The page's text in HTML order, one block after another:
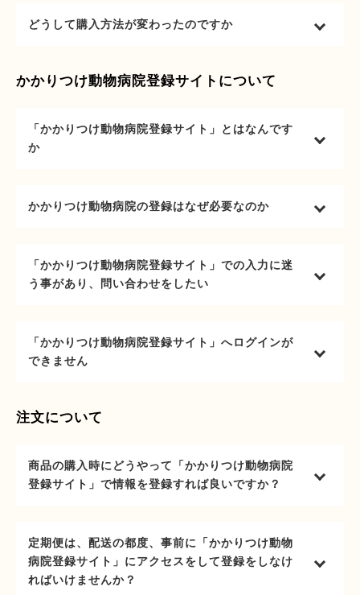
どうして購入方法が変わったのですか
かかりつけ動物病院登録サイトについて
「かかりつけ動物病院登録サイト」とはなんです
か
かかりつけ動物病院の登録はなぜ必要なのか
「かかりつけ動物病院登録サイト」での入力に迷
う事があり、問い合わせをしたい
「かかりつけ動物病院登録サイト」へログインが
できません
注文について
商品の購入時にどうやって「かかりつけ動物病院
登録サイト」で情報を登録すれば良いですか？
定期便は、配送の都度、事前に「かかりつけ動物
病院登録サイト」にアクセスをして登録をしなけ
ればいけませんか？